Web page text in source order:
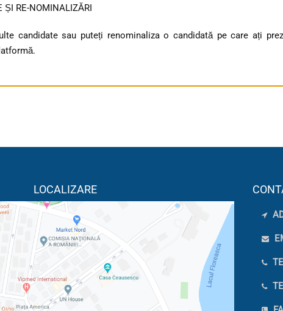
ȘI RE-NOMINALIZĂRI
candidate sau puteți renominaliza o candidată pe care ați
LOCALIZARE